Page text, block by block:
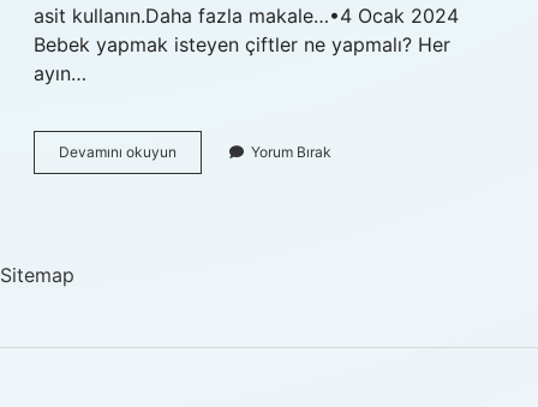
asit kullanın.Daha fazla makale…•4 Ocak 2024
Bebek yapmak isteyen çiftler ne yapmalı? Her
ayın…
Devamını okuyun
Cabuk
Yorum Bırak
Sitemap